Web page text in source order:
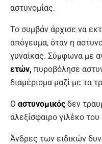
αστυνομίας.
Το συμβάν άρχισε να
απόγευμα, όταν η
γυναίκας. Σύμφωνα με
ετών, πυροβόλησε
διαμέρισμα μαζί με τα
Ο αστυνομικός δεν
αλεξίσφαιρο γιλέκο
Άνδρες των ειδικών